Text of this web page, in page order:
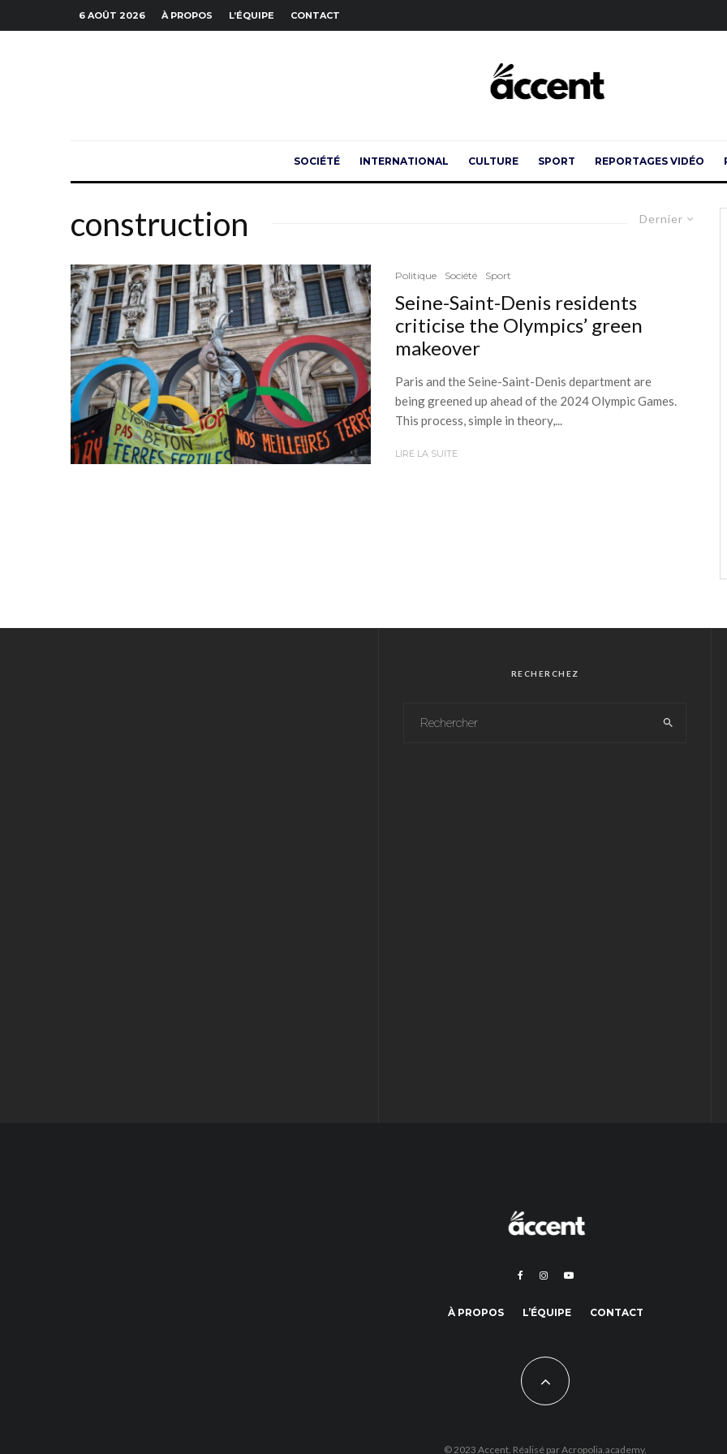
6 AOÛT 2026 À PROPOS L’ÉQUIPE CONTACT
SOCIÉTÉ INTERNATIONAL CULTURE SPORT REPORTAGES VIDÉO
Dernier
construction
Politique Société Sport
Seine-Saint-Denis residents
criticise the Olympics’ green
makeover
Paris and the Seine-Saint-Denis department are
being greened up ahead of the 2024 Olympic Games.
This process, simple in theory,...
LIRE LA SUITE
RECHERCHEZ
À PROPOS L’ÉQUIPE CONTACT
© 2023 Accent. Réalisé parAcropolia.academy.